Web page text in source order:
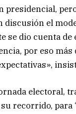
presidencial,
discusión el
se dio cuenta de
por eso más
electoral,
recorrido, para